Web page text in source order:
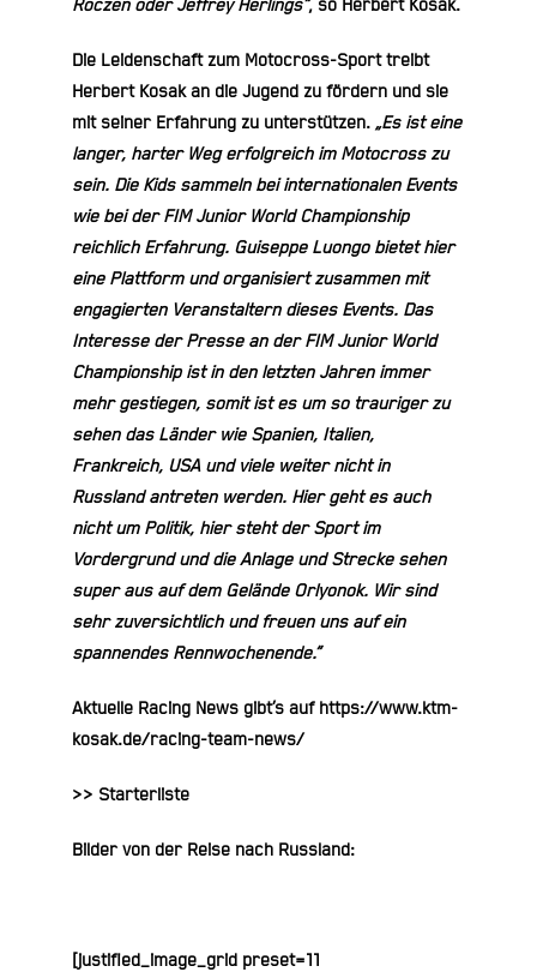
Roczen oder Jeffrey Herlings“, so Herbert Kosak.
Die Leidenschaft zum Motocross-Sport treibt
Herbert Kosak an die Jugend zu fördern und sie
mit seiner Erfahrung zu unterstützen. „Es ist eine
langer, harter Weg erfolgreich im Motocross zu
sein. Die Kids sammeln bei internationalen Events
wie bei der FIM Junior World Championship
reichlich Erfahrung. Guiseppe Luongo bietet hier
eine Plattform und organisiert zusammen mit
engagierten Veranstaltern dieses Events. Das
Interesse der Presse an der FIM Junior World
Championship ist in den letzten Jahren immer
mehr gestiegen, somit ist es um so trauriger zu
sehen das Länder wie Spanien, Italien,
Frankreich, USA und viele weiter nicht in
Russland antreten werden. Hier geht es auch
nicht um Politik, hier steht der Sport im
Vordergrund und die Anlage und Strecke sehen
super aus auf dem Gelände Orlyonok. Wir sind
sehr zuversichtlich und freuen uns auf ein
spannendes Rennwochenende.“
Aktuelle Racing News gibt’s auf https://www.ktm-
kosak.de/racing-team-news/
>> Starterliste
Bilder von der Reise nach Russland:
[justified_image_grid preset=11